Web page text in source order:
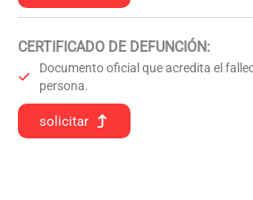
CERTIFICADO DE DEFUNCIÓN:
Documento oficial que acredita el
persona.
solicitar